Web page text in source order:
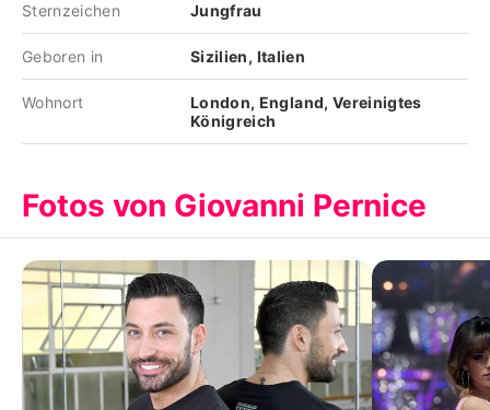
Sternzeichen Jungfrau
Geboren in Sizilien, Italien
Wohnort
London, England, Vereinigtes
Königreich
Fotos von Giovanni Pernice